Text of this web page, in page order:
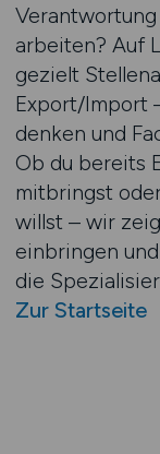
arbeiten? Auf
gezielt
Export/Import
denken und
Ob du bereits
mitbringst
willst – wir
einbringen
die
Zur Startseite